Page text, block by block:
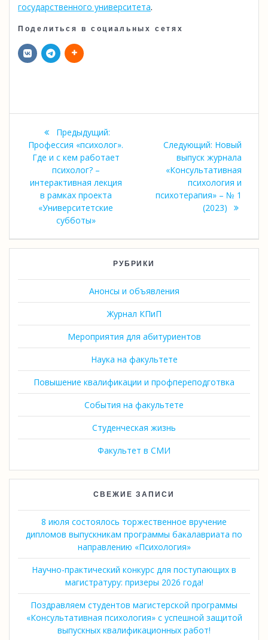
государственного университета.
Поделиться в социальных сетях
Навигация
по
записям
Предыдущий:Предыдущая
запись:
Профессия «психолог».
Где и с кем работает
психолог? –
интерактивная лекция
в рамках проекта
«Университетские
субботы»
Следующий: Следующая
запись:
Новый
выпуск журнала
«Консультативная
психология и
психотерапия» – № 1
(2023)
РУБРИКИ
Анонсы и объявления
Журнал КПиП
Мероприятия для абитуриентов
Наука на факультете
Повышение квалификации и профпереподготвка
События на факультете
Студенческая жизнь
Факультет в СМИ
СВЕЖИЕ ЗАПИСИ
8 июля состоялось торжественное вручение
дипломов выпускникам программы бакалавриата по
направлению «Психология»
Научно-практический конкурс для поступающих в
магистратуру: призеры 2026 года!
Поздравляем студентов магистерской программы
«Консультативная психология» с успешной защитой
выпускных квалификационных работ!